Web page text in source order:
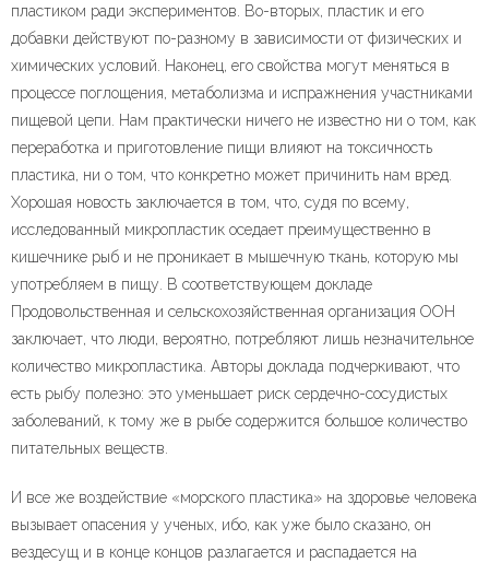
пластиком ради экспериментов. Во-вторых, пластик и его
добавки действуют по-разному в зависимости от физических и
химических условий. Наконец, его свойства могут меняться в
процессе поглощения, метаболизма и испражнения участниками
пищевой цепи. Нам практически ничего не известно ни о том, как
переработка и приготовление пищи влияют на токсичность
пластика, ни о том, что конкретно может причинить нам вред.
Хорошая новость заключается в том, что, судя по всему,
исследованный микропластик оседает преимущественно в
кишечнике рыб и не проникает в мышечную ткань, которую мы
употребляем в пищу. В соответствующем докладе
Продовольственная и сельскохозяйственная организация ООН
заключает, что люди, вероятно, потребляют лишь незначительное
количество микропластика. Авторы доклада подчеркивают, что
есть рыбу полезно: это уменьшает риск сердечно-сосудистых
заболеваний, к тому же в рыбе содержится большое количество
питательных веществ.
И все же воздействие «морского пластика» на здоровье человека
вызывает опасения у ученых, ибо, как уже было сказано, он
вездесущ и в конце концов разлагается и распадается на